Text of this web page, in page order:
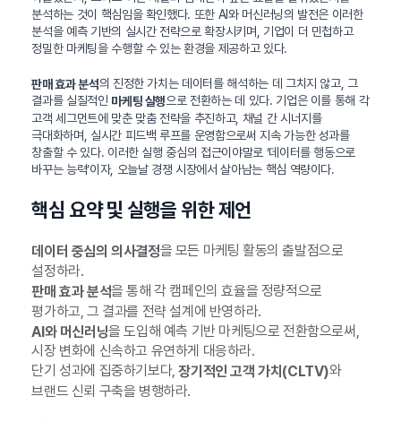
분석하는 것이 핵심임을 확인했다. 또한 AI와 머신러닝의 발전은 이러한
분석을 예측 기반의 실시간 전략으로 확장시키며, 기업이 더 민첩하고
정밀한 마케팅을 수행할 수 있는 환경을 제공하고 있다.
판매 효과 분석의 진정한 가치는 데이터를 해석하는 데 그치지 않고, 그
결과를 실질적인 마케팅 실행으로 전환하는 데 있다. 기업은 이를 통해 각
고객 세그먼트에 맞춘 맞춤 전략을 추진하고, 채널 간 시너지를
극대화하며, 실시간 피드백 루프를 운영함으로써 지속 가능한 성과를
창출할 수 있다. 이러한 실행 중심의 접근이야말로 ‘데이터를 행동으로
바꾸는 능력’이자, 오늘날 경쟁 시장에서 살아남는 핵심 역량이다.
핵심 요약 및 실행을 위한 제언
데이터 중심의 의사결정을 모든 마케팅 활동의 출발점으로
설정하라.
판매 효과 분석을 통해 각 캠페인의 효율을 정량적으로
평가하고, 그 결과를 전략 설계에 반영하라.
AI와 머신러닝을 도입해 예측 기반 마케팅으로 전환함으로써,
시장 변화에 신속하고 유연하게 대응하라.
단기 성과에 집중하기보다,장기적인 고객 가치(CLTV)와
브랜드 신뢰 구축을 병행하라.